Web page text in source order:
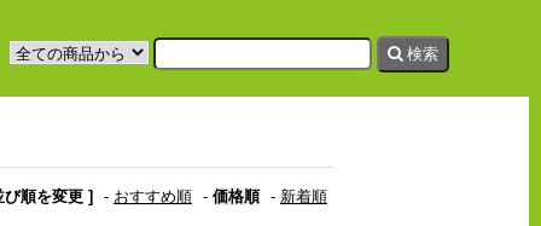
検索
び順を変更 ] - おすすめ順 - 価格順 - 新着順